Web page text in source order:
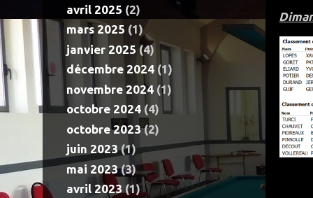
avril 2025 (2)
mars 2025 (1)
janvier 2025 (4)
décembre 2024 (1)
novembre 2024 (1)
octobre 2024 (4)
octobre 2023(2)
juin 2023(1)
mai 2023(3)
avril 2023 (1)